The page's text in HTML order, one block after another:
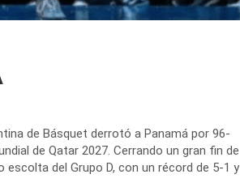
de Básquet derrotó a Panamá por 96-
de Qatar 2027. Cerrando un gran fin de
del Grupo D, con un récord de 5-1 y